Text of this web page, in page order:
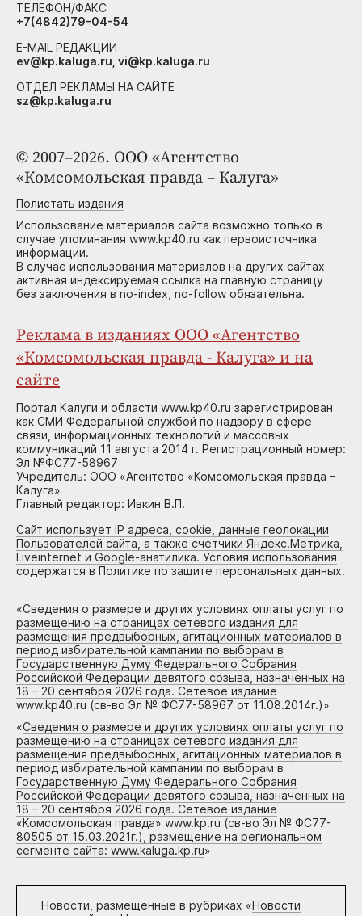
© 2007–2026. ООО «Агентство
«Комсомольская правда – Калуга»
Полистать издания
Использование материалов сайта возможно только в
случае упоминания www.kp40.ru как первоисточника
информации.
В случае использования материалов на других сайтах
активная индексируемая ссылка на главную страницу
без заключения в no-index, no-follow обязательна.
Реклама в изданиях ООО «Агентство
«Комсомольская правда - Калуга» и на
сайте
Портал Калуги и области www.kp40.ru зарегистрирован
как СМИ Федеральной службой по надзору в сфере
связи, информационных технологий и массовых
коммуникаций 11 августа 2014 г. Регистрационный номер:
Эл №ФС77-58967
Учредитель: ООО «Агентство «Комсомольская правда –
Калуга»
Главный редактор: Ивкин В.П.
Сайт использует IP адреса, cookie, данные геолокации
Пользователей сайта, а также счетчики Яндекс.Метрика,
Liveinternet и Google-анатилика. Условия использования
содержатся в Политике по защите персональных данных.
«Сведения о размере и других условиях оплаты услуг по
размещению на страницах сетевого издания для
размещения предвыборных, агитационных материалов в
период избирательной кампании по выборам в
Государственную Думу Федерального Собрания
Российской Федерации девятого созыва, назначенных на
18 – 20 сентября 2026 года. Сетевое издание
www.kp40.ru (св-во Эл № ФС77-58967 от 11.08.2014г.)»
«Сведения о размере и других условиях оплаты услуг по
размещению на страницах сетевого издания для
размещения предвыборных, агитационных материалов в
период избирательной кампании по выборам в
Государственную Думу Федерального Собрания
Российской Федерации девятого созыва, назначенных на
18 – 20 сентября 2026 года. Сетевое издание
«Комсомольская правда» www.kp.ru (св-во Эл № ФС77-
80505 от 15.03.2021г.), размещение на региональном
сегменте сайта: www.kaluga.kp.ru»
Новости, размещенные в рубриках «Новости
ТЕЛЕФОН/ФАКС
+7(4842)79-04-54
E-MAIL РЕДАКЦИИ
ev@kp.kaluga.ru, vi@kp.kaluga.ru
ОТДЕЛ РЕКЛАМЫ НА САЙТЕ
sz@kp.kaluga.ru